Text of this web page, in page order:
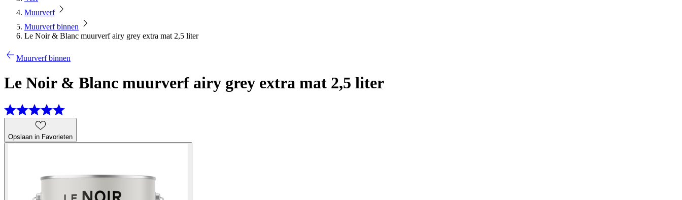
Muurverf
Muurverf binnen
Le Noir & Blanc muurverf airy grey extra mat 2,5 liter
Muurverf binnen
Le Noir & Blanc muurverf airy grey extra mat 2,5 liter
Opslaan in Favorieten